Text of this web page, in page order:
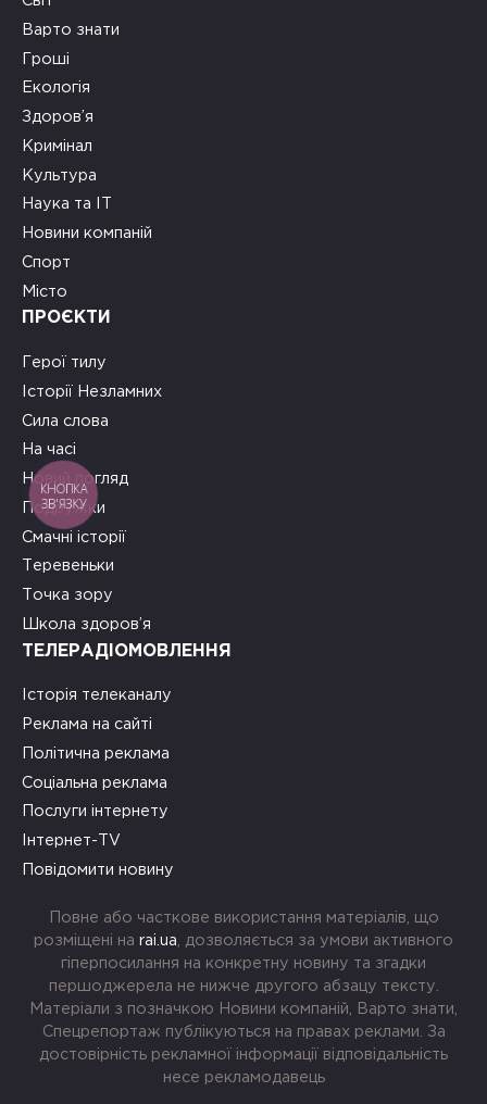
Варто знати
Гроші
Екологія
Здоров’я
Кримінал
Культура
Наука та ІТ
Новини компаній
Спорт
Місто
ПРОЄКТИ
Герої тилу
Історії Незламних
Сила слова
На часі
Новий погляд
Подружки
Смачні історії
Теревеньки
Точка зору
Школа здоров’я
ТЕЛЕРАДІОМОВЛЕННЯ
Історія телеканалу
Реклама на сайті
Політична реклама
Соціальна реклама
Послуги інтернету
Інтернет-TV
Повідомити новину
Повне або часткове використання матеріалів, що
розміщені на rai.ua , дозволяється за умови активного
гіперпосилання на конкретну новину та згадки
першоджерела не нижче другого абзацу тексту.
Матеріали з позначкою Новини компаній, Варто знати,
Спецрепортаж публікуються на правах реклами. За
достовірність рекламної інформації відповідальність
несе рекламодавець
КНОПКА
ЗВ'ЯЗКУ